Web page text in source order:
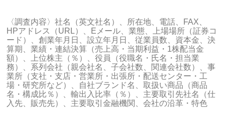
〈調査内容〉社名（英文社名）、所在地、電話、FAX、
HPアドレス（URL）、Eメール、業態、上場場所（証券コ
ード）、創業年月日、設立年月日、従業員数、資本金、決
算期、業績・連結決算（売上高・当期利益・1株配当金
額）、上位株主（％）、役員（役職名・氏名・担当業
務）、系列会社（親会社名、子会社数、関連会社数）、事
業所（支社・支店・営業所・出張所・配送センター・工
場・研究所など）、自社ブランド名、取扱い商品（商品
名・構成比％）、輸出入比率（％）、主要取引先社名（仕
入先、販売先）、主要取引金融機関、会社の沿革・特色